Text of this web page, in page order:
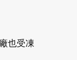
也受凍